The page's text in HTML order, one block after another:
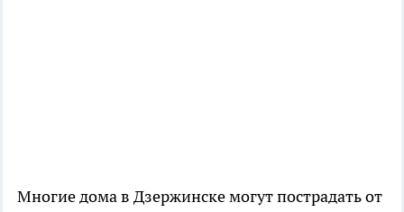
Многие дома в Дзержинске могут пострадать от